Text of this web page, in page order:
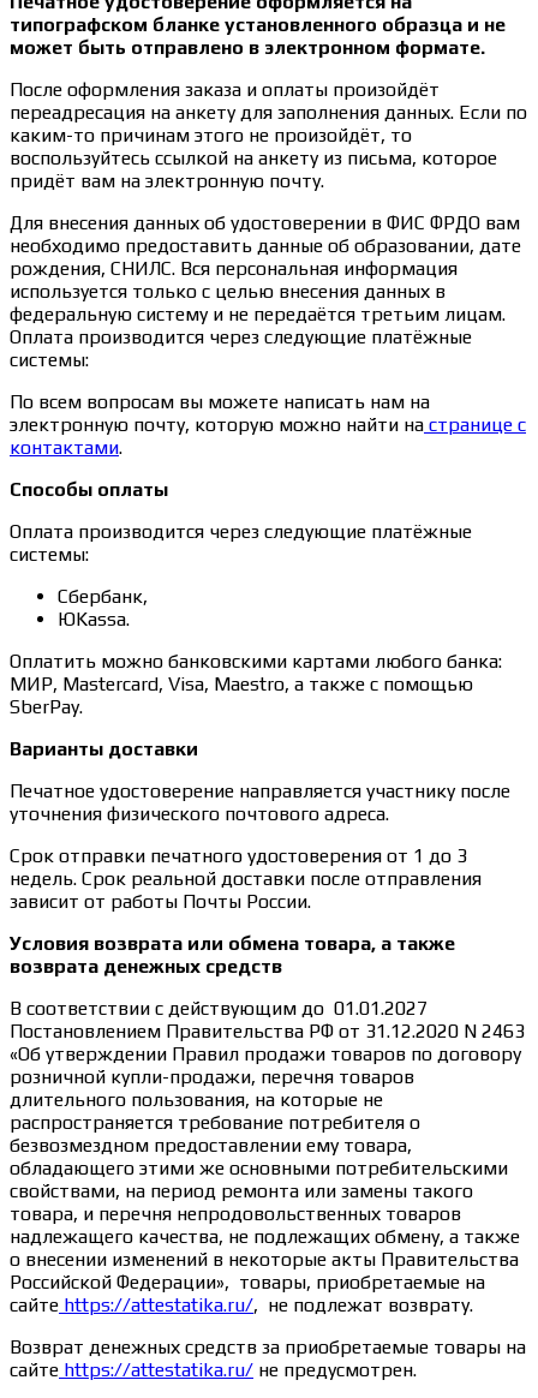
типографском бланке установленного образца и не
может быть отправлено в электронном формате.
После оформления заказа и оплаты произойдёт
переадресация на анкету для заполнения данных. Если по
каким-то причинам этого не произойдёт, то
воспользуйтесь ссылкой на анкету из письма, которое
придёт вам на электронную почту.
Для внесения данных об удостоверении в ФИС ФРДО вам
необходимо предоставить данные об образовании, дате
рождения, СНИЛС. Вся персональная информация
используется только с целью внесения данных в
федеральную систему и не передаётся третьим лицам.
Оплата производится через следующие платёжные
системы:
По всем вопросам вы можете написать нам на
электронную почту, которую можно найти на странице с
контактами.
Способы оплаты
Оплата производится через следующие платёжные
системы:
Сбербанк,
ЮKassa.
Оплатить можно банковскими картами любого банка:
МИР, Mastercard, Visa, Maestro, а также с помощью
SberPay.
Варианты доставки
Печатное удостоверение направляется участнику после
уточнения физического почтового адреса.
Срок отправки печатного удостоверения от 1 до 3
недель. Срок реальной доставки после отправления
зависит от работы Почты России.
Условия возврата или обмена товара, а также
возврата денежных средств
В соответствии с действующим до 01.01.2027
Постановлением Правительства РФ от 31.12.2020 N 2463
«Об утверждении Правил продажи товаров по договору
розничной купли-продажи, перечня товаров
длительного пользования, на которые не
распространяется требование потребителя о
безвозмездном предоставлении ему товара,
обладающего этими же основными потребительскими
свойствами, на период ремонта или замены такого
товара, и перечня непродовольственных товаров
надлежащего качества, не подлежащих обмену, а также
о внесении изменений в некоторые акты Правительства
Российской Федерации», товары, приобретаемые на
сайте https://attestatika.ru/, не подлежат возврату.
Возврат денежных средств за приобретаемые товары на
сайте https://attestatika.ru/ не предусмотрен.